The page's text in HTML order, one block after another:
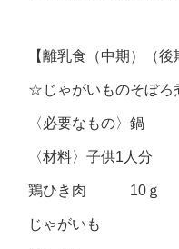
【離乳食（中期）（後
☆じゃがいものそぼ
〈必要なもの〉鍋
〈材料〉子供1人分
鶏ひき肉 10ｇ
じゃがいも